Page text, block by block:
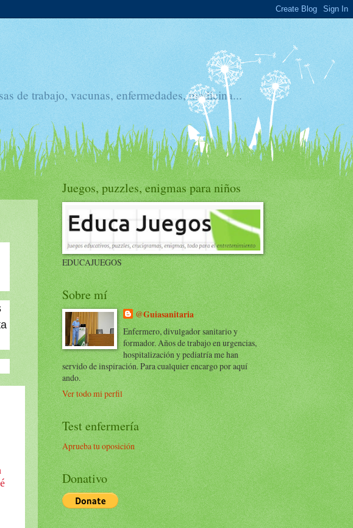
de trabajo, vacunas, enfermedades, medicina...
Juegos, puzzles, enigmas para niños
EDUCAJUEGOS
Sobre mí
@Guiasanitaria
Enfermero, divulgador sanitario y
formador. Años de trabajo en urgencias,
hospitalización y pediatría me han
servido de inspiración. Para cualquier encargo por aquí
ando.
Ver todo mi perfil
Test enfermería
Aprueba tu oposición
Donativo